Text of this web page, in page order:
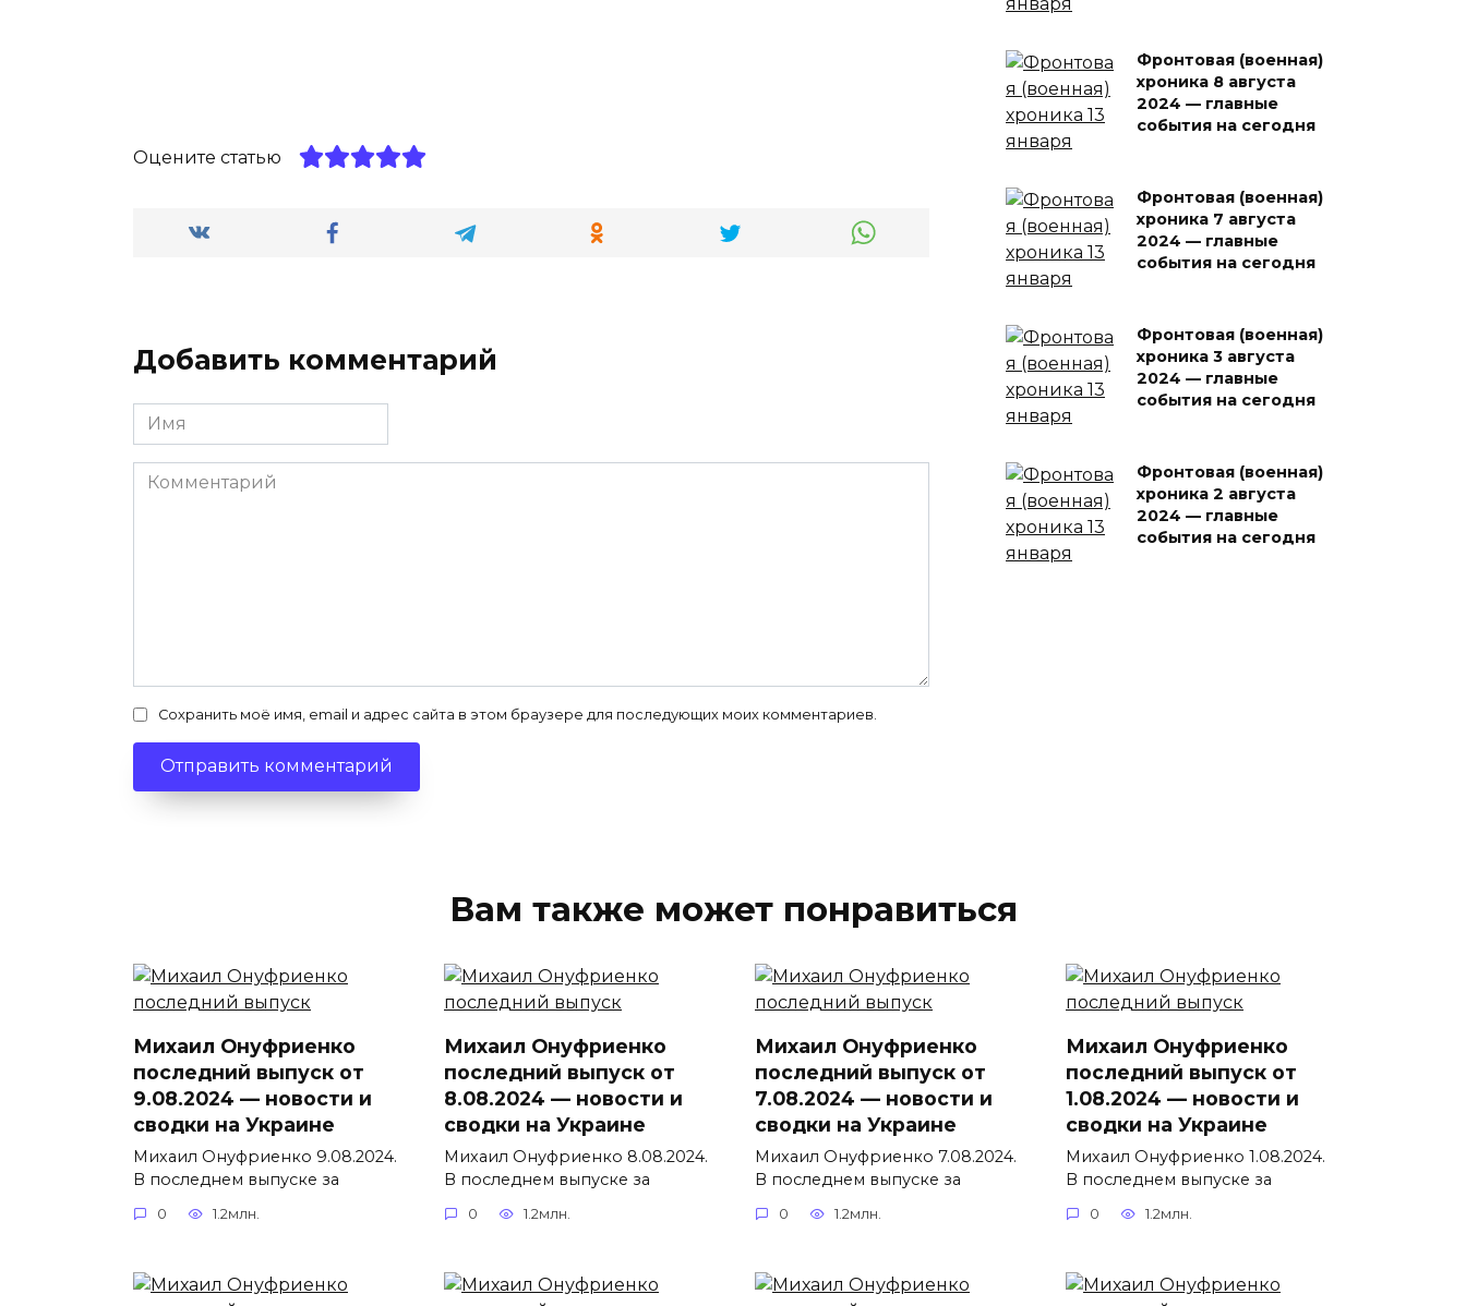
Оцените статью
Добавить комментарий
Имя
*
Комментарий
Сохранить моё имя, email и адрес сайта в этом браузере для последующих моих комментариев.
Фронтовая (военная)
хроника 8 августа
2024 — главные
события на сегодня
Фронтовая (военная)
хроника 7 августа
2024 — главные
события на сегодня
Фронтовая (военная)
хроника 3 августа
2024 — главные
события на сегодня
Фронтовая (военная)
хроника 2 августа
2024 — главные
события на сегодня
Вам также может понравиться
Михаил Онуфриенко
последний выпуск от
9.08.2024 — новости и
сводки на Украине
Михаил Онуфриенко 9.08.2024.
В последнем выпуске за
0 1.2млн.
Михаил Онуфриенко
последний выпуск от
8.08.2024 — новости и
сводки на Украине
Михаил Онуфриенко 8.08.2024.
В последнем выпуске за
0 1.2млн.
Михаил Онуфриенко
последний выпуск от
7.08.2024 — новости и
сводки на Украине
Михаил Онуфриенко 7.08.2024.
В последнем выпуске за
0 1.2млн.
Михаил Онуфриенко
последний выпуск от
1.08.2024 — новости и
сводки на Украине
Михаил Онуфриенко 1.08.2024.
В последнем выпуске за
0 1.2млн.